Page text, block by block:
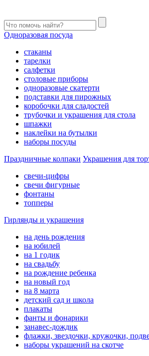
Одноразовая посуда
стаканы
тарелки
салфетки
столовые приборы
одноразовые скатерти
подставки для пирожных
коробочки для сладостей
трубочки и украшения для стола
шпажки
наклейки на бутылки
наборы посуды
Праздничные колпаки Украшения для
свечи-цифры
свечи фигурные
фонтаны
топперы
Гирлянды и украшения
на день рождения
на юбилей
на 1 годик
на свадьбу
на рождение ребенка
на новый год
на 8 марта
детский сад и школа
плакаты
фанты и фонарики
занавес-дождик
флажки, звездочки, кружочки,
наборы украшений на скотче